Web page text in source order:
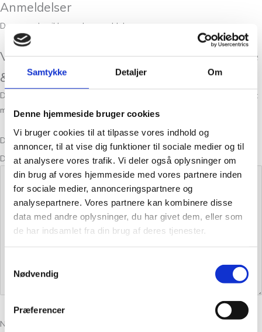
Samtykke Detaljer Om
Denne hjemmeside bruger cookies
Vi bruger cookies til at tilpasse vores indhold og
annoncer, til at vise dig funktioner til sociale medier og til
at analysere vores trafik. Vi deler også oplysninger om
din brug af vores hjemmeside med vores partnere inden
for sociale medier, annonceringspartnere og
analysepartnere. Vores partnere kan kombinere disse
data med andre oplysninger, du har givet dem, eller som
de har indsamlet fra din brug af deres tjenester.
Nødvendig
Præferencer
Anmeldelser
Der er endnu ikke nogle anmeldelser.
Vær den første til at anmelde “Strikkepinde
& Spisepinde”
Din e-mailadresse vil ikke blive publiceret.
Krævede felter er markeret
med*
Din bedømmelse
Din anmeldelse*
Navn